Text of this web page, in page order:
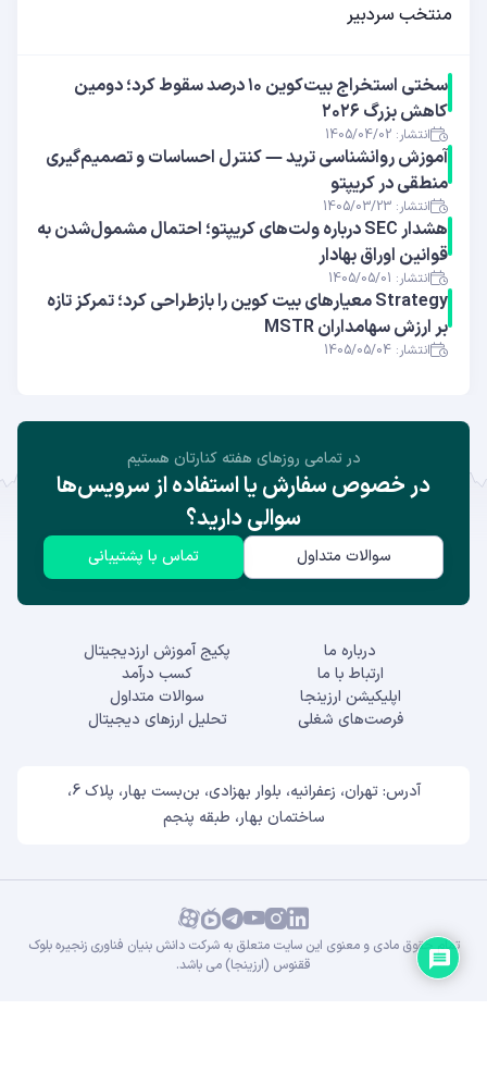
منتخب سردبیر
سختی استخراج بیت‌کوین ۱۰ درصد سقوط کرد؛ دومین
کاهش بزرگ ۲۰۲۶
انتشار: 1405/04/02
آموزش روانشناسی ترید — کنترل احساسات و تصمیم‌گیری
منطقی در کریپتو
انتشار: 1405/03/23
هشدار SEC درباره ولت‌های کریپتو؛ احتمال مشمول‌شدن به
قوانین اوراق بهادار
انتشار: 1405/05/01
Strategy معیارهای بیت کوین را بازطراحی کرد؛ تمرکز تازه
بر ارزش سهامداران MSTR
انتشار: 1405/05/04
در تمامی روز‌های هفته کنارتان هستیم
در خصوص سفارش یا استفاده از سرویس‌ها
سوالی دارید؟
سوالات متداول تماس با پشتیبانی
درباره ما
ارتباط با ما
اپلیکیشن ارزینجا
فرصت‌های شغلی
پکیج آموزش ارزدیجیتال
کسب درآمد
سوالات متداول
تحلیل ارزهای دیجیتال
آدرس: تهران، زعفرانیه، بلوار بهزادی، بن‌بست بهار، پلاک 6،
ساختمان بهار، طبقه پنجم
تمام حقوق مادی و معنوی این سایت متعلق به شرکت دانش بنیان فناوری زنجیره بلوک
ققنوس (ارزینجا) می باشد.